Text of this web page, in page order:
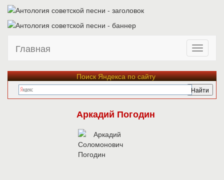
Главная
Поиск Яндекса по сайту
Аркадий Погодин